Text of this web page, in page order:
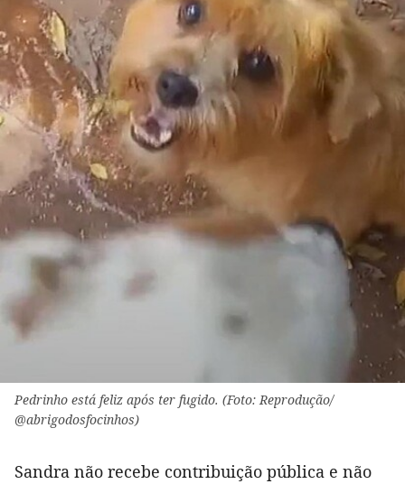
Pedrinho está feliz após ter fugido. (Foto: Reprodução/
@abrigodosfocinhos)
Sandra não recebe contribuição pública e não